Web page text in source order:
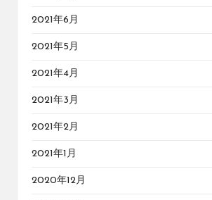
2021年6月
2021年5月
2021年4月
2021年3月
2021年2月
2021年1月
2020年12月